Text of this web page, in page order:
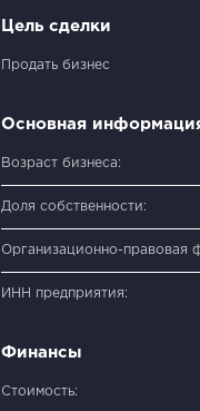
Цель сделки
Продать бизнес
Основная
Возраст бизнеса:
Доля собственности:
Организационно-правовая
ИНН предприятия:
Финансы
Стоимость: